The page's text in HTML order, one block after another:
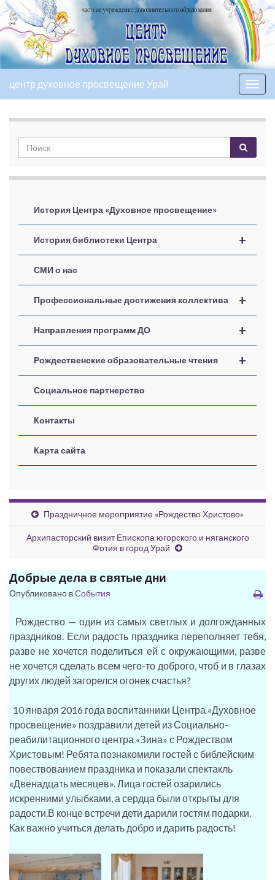
Вкл/
выкл
центр духовное просвещение Урай
История Центра «Духовное просвещение»
+
История библиотеки Центра
СМИ о нас
+
Профессиональные достижения коллектива
+
Направления программ ДО
+
Рождественские образовательные чтения
Социальное партнерство
Контакты
Карта сайта
Праздничное мероприятие «Рождество Христово»
Архипасторский визит Епископа югорского и няганского
Фотия в город Урай
Добрые дела в святые дни
Опубликовано вСобытия
Рождество — один из самых светлых и долгожданных
праздников. Если радость праздника переполняет тебя,
разве не хочется поделиться ей с окружающими, разве
не хочется сделать всем чего-то доброго, чтоб и в глазах
других людей загорелся огонек счастья?
10 января 2016 года воспитанники Центра «Духовное
просвещение» поздравили детей из Социально-
реабилитационного центра «Зина» с Рождеством
Христовым! Ребята познакомили гостей с библейским
повествованием праздника и показали спектакль
«Двенадцать месяцев». Лица гостей озарились
искренними улыбками, а сердца были открыты для
радости.В конце встречи дети дарили гостям подарки.
Как важно учиться делать добро и дарить радость!